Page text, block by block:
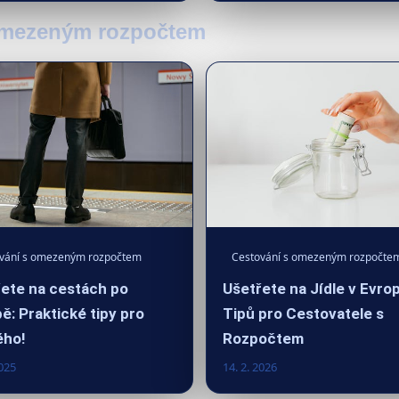
rozpočtem
s omezeným rozpočtem
na cestách po
Praktické tipy pro
Cestování s omezeným
Ušetřete na Jídle v
Tipů pro Cestovatele s
Rozpočtem
14. 2. 2026